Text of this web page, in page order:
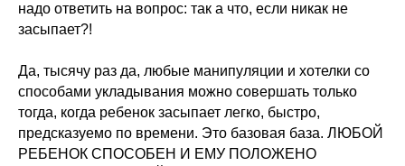
надо ответить на вопрос: так а что, если никак не
засыпает?!
Да, тысячу раз да, любые манипуляции и хотелки со
способами укладывания можно совершать только
тогда, когда ребенок засыпает легко, быстро,
предсказуемо по времени. Это базовая база. ЛЮБОЙ
РЕБЕНОК СПОСОБЕН И ЕМУ ПОЛОЖЕНО